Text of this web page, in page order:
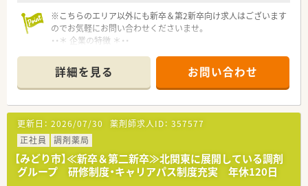
※こちらのエリア以外にも新卒＆第2新卒向け求人はございます
のでお気軽にお問い合わせくださいませ。
・・＊ 企業の特徴 ＊・・
■栃木県を中心に展開し、今後も店舗拡大計画があります。
■借り上げ社宅制度・住宅手当等福利厚生が充実しており、社員
を大切にしている企業です。
■地域密着型の調剤薬局として地域活動やイベント開催に力を
入れています。
■新卒の受け入れも積極的にしており、社内の風通しもよく働き
やすい社風です。
■働き方に制限のある薬剤師さん向けに準社員制度もあります
ので、気になる方はお気軽にお問合せ下さい！
詳細を見る お問い合わせ
更新日： 2026/07/30 薬剤師求人ID： 357577
正社員
調剤薬局
【みどり市】≪新卒＆第二新卒≫北関東に展開している調剤
グループ 研修制度・キャリアパス制度充実 年休120日